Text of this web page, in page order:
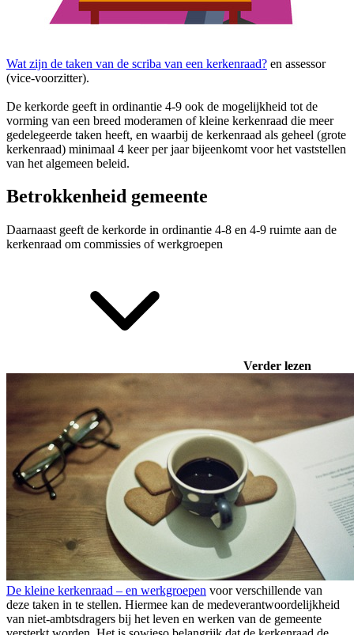
Wat zijn de taken van de scriba van een kerkenraad? en assessor
(vice-voorzitter).
De kerkorde geeft in ordinantie 4-9 ook de mogelijkheid tot de
vorming van een breed moderamen of kleine kerkenraad die meer
gedelegeerde taken heeft, en waarbij de kerkenraad als geheel (grote
kerkenraad) minimaal 4 keer per jaar bijeenkomt voor het vaststellen
van het algemeen beleid.
Betrokkenheid gemeente
Daarnaast geeft de kerkorde in ordinantie 4-8 en 4-9 ruimte aan de
kerkenraad om commissies of werkgroepen
Verder lezen
De kleine kerkenraad – en werkgroepen voor verschillende van
deze taken in te stellen. Hiermee kan de medeverantwoordelijkheid
van niet-ambtsdragers bij het leven en werken van de gemeente